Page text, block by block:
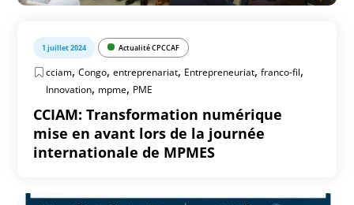
1 juillet 2024 Actualité CPCCAF
cciam,Congo,entreprenariat, Entrepreneuriat,franco-fil,
Innovation, mpme, PME
CCIAM: Transformation numérique
mise en avant lors de la journée
internationale de MPMES